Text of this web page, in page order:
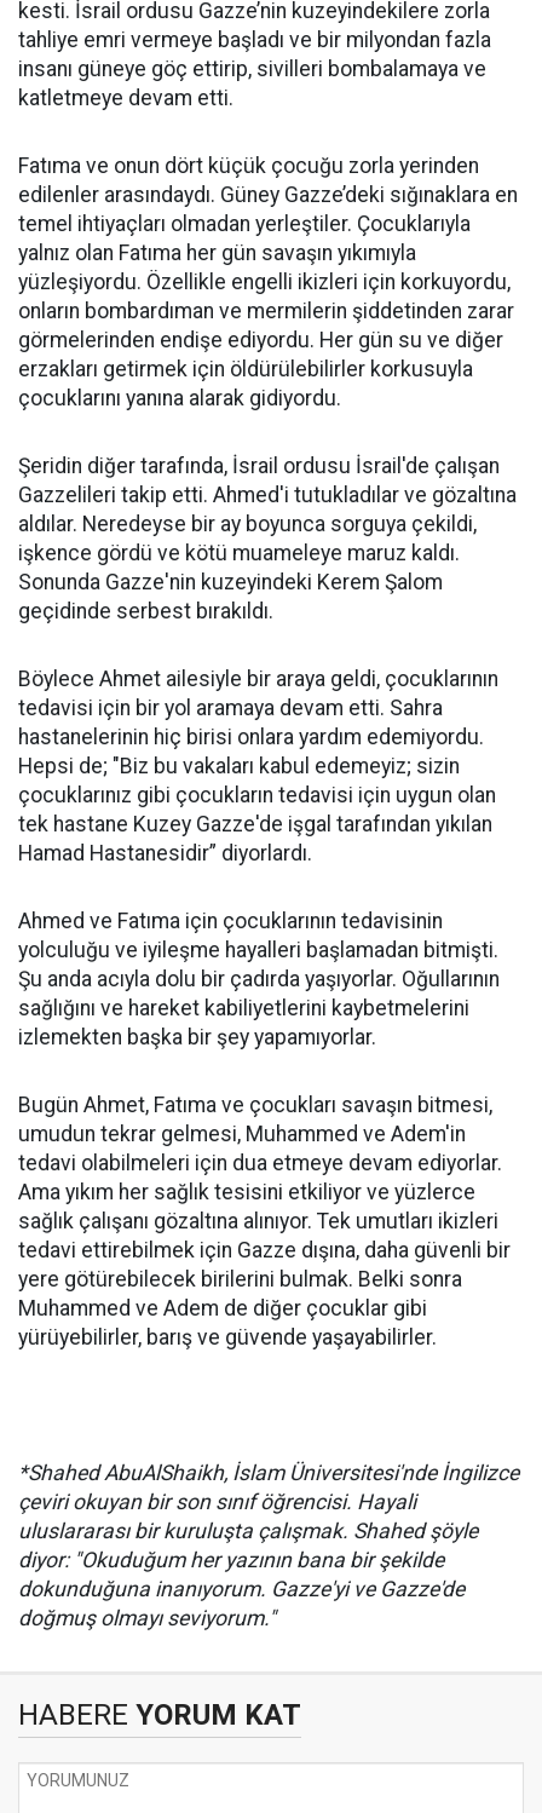
kesti. İsrail ordusu Gazze’nin kuzeyindekilere zorla
tahliye emri vermeye başladı ve bir milyondan fazla
insanı güneye göç ettirip, sivilleri bombalamaya ve
katletmeye devam etti.
Fatıma ve onun dört küçük çocuğu zorla yerinden
edilenler arasındaydı. Güney Gazze’deki sığınaklara en
temel ihtiyaçları olmadan yerleştiler. Çocuklarıyla
yalnız olan Fatıma her gün savaşın yıkımıyla
yüzleşiyordu. Özellikle engelli ikizleri için korkuyordu,
onların bombardıman ve mermilerin şiddetinden zarar
görmelerinden endişe ediyordu. Her gün su ve diğer
erzakları getirmek için öldürülebilirler korkusuyla
çocuklarını yanına alarak gidiyordu.
Şeridin diğer tarafında, İsrail ordusu İsrail'de çalışan
Gazzelileri takip etti. Ahmed'i tutukladılar ve gözaltına
aldılar. Neredeyse bir ay boyunca sorguya çekildi,
işkence gördü ve kötü muameleye maruz kaldı.
Sonunda Gazze'nin kuzeyindeki Kerem Şalom
geçidinde serbest bırakıldı.
Böylece Ahmet ailesiyle bir araya geldi, çocuklarının
tedavisi için bir yol aramaya devam etti. Sahra
hastanelerinin hiç birisi onlara yardım edemiyordu.
Hepsi de; "Biz bu vakaları kabul edemeyiz; sizin
çocuklarınız gibi çocukların tedavisi için uygun olan
tek hastane Kuzey Gazze'de işgal tarafından yıkılan
Hamad Hastanesidir” diyorlardı.
Ahmed ve Fatıma için çocuklarının tedavisinin
yolculuğu ve iyileşme hayalleri başlamadan bitmişti.
Şu anda acıyla dolu bir çadırda yaşıyorlar. Oğullarının
sağlığını ve hareket kabiliyetlerini kaybetmelerini
izlemekten başka bir şey yapamıyorlar.
Bugün Ahmet, Fatıma ve çocukları savaşın bitmesi,
umudun tekrar gelmesi, Muhammed ve Adem'in
tedavi olabilmeleri için dua etmeye devam ediyorlar.
Ama yıkım her sağlık tesisini etkiliyor ve yüzlerce
sağlık çalışanı gözaltına alınıyor. Tek umutları ikizleri
tedavi ettirebilmek için Gazze dışına, daha güvenli bir
yere götürebilecek birilerini bulmak. Belki sonra
Muhammed ve Adem de diğer çocuklar gibi
yürüyebilirler, barış ve güvende yaşayabilirler.
*Shahed AbuAlShaikh, İslam Üniversitesi'nde İngilizce
çeviri okuyan bir son sınıf öğrencisi. Hayali
uluslararası bir kuruluşta çalışmak. Shahed şöyle
diyor: "Okuduğum her yazının bana bir şekilde
dokunduğuna inanıyorum. Gazze'yi ve Gazze'de
doğmuş olmayı seviyorum."
HABERE YORUM KAT